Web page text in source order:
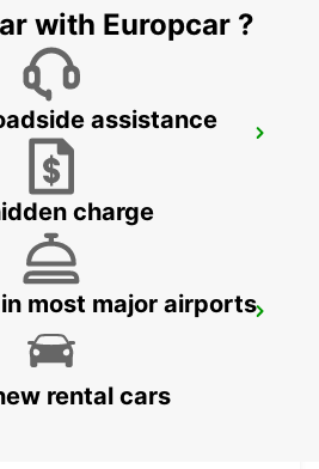
with Europcar ?
assistance
charge
most major airports
rental cars